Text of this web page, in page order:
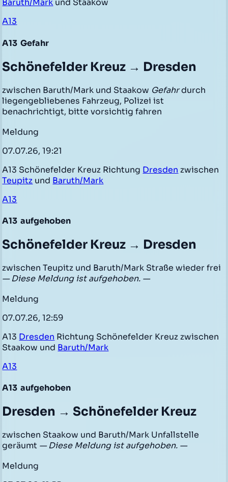
Baruth/Mark und Staakow
A13
A13 Gefahr
Schönefelder Kreuz → Dresden
zwischen Baruth/Mark und Staakow Gefahrdurch
liegengebliebenes Fahrzeug, Polizei ist
benachrichtigt, bitte vorsichtig fahren
Meldung
07.07.26, 19:21
A13 Schönefelder Kreuz Richtung Dresden zwischen
Teupitz und Baruth/Mark
A13
A13 aufgehoben
Schönefelder Kreuz → Dresden
zwischen Teupitz und Baruth/Mark Straße wieder frei
— Diese Meldung ist aufgehoben. —
Meldung
07.07.26, 12:59
A13 Dresden Richtung Schönefelder Kreuz zwischen
Staakow und Baruth/Mark
A13
A13 aufgehoben
Dresden → Schönefelder Kreuz
zwischen Staakow und Baruth/Mark Unfallstelle
geräumt — Diese Meldung ist aufgehoben. —
Meldung